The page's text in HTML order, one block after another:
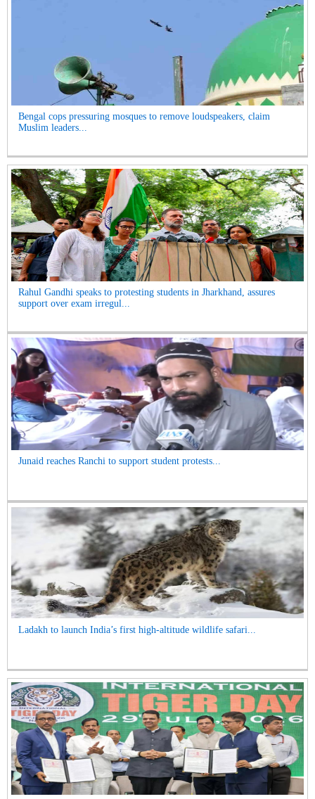
Bengal cops pressuring mosques to remove loudspeakers, claim
Muslim leaders...
Rahul Gandhi speaks to protesting students in Jharkhand, assures
support over exam irregul...
Junaid reaches Ranchi to support student protests...
Ladakh to launch India’s first high-altitude wildlife safari...